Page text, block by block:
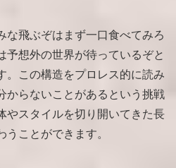
な飛ぶぞはまず一口食べてみろ
予想外の世界が待っているぞと
。この構造をプロレス的に読み
からないことがあるという挑戦
やスタイルを切り開いてきた長
ことができます。